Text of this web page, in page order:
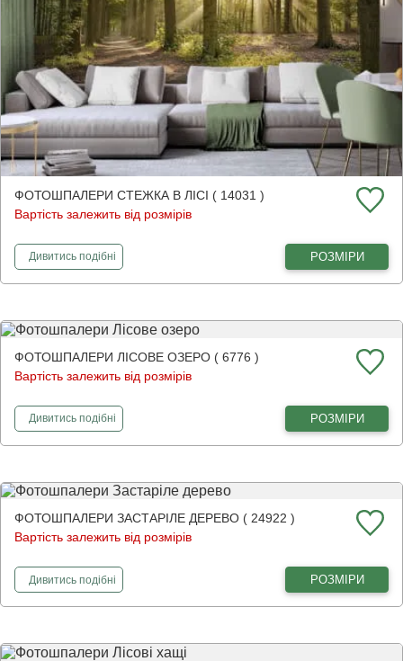
ФОТОШПАЛЕРИ СТЕЖКА В ЛІСІ ( 14031 )
Вартість залежить від розмірів
Дивитисьфотошпалери
подібні РОЗМІРИ
ФОТОШПАЛЕРИ ЛІСОВЕ ОЗЕРО ( 6776 )
Вартість залежить від розмірів
Дивитисьфотошпалери
подібні РОЗМІРИ
ФОТОШПАЛЕРИ ЗАСТАРІЛЕ ДЕРЕВО ( 24922 )
Вартість залежить від розмірів
Дивитисьфотошпалери
подібні РОЗМІРИ